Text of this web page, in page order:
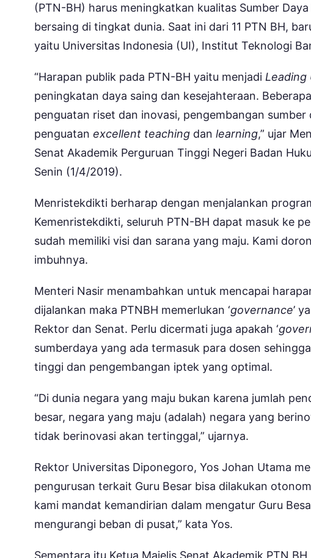
(PTN-BH) harus meningkatkan kualitas Sumber
bersaing di tingkat dunia. Saat ini dari 11 PTN BH,
yaitu Universitas Indonesia (UI), Institut Teknologi
“Harapan publik pada PTN-BH yaitu menjadi Leading
peningkatan daya saing dan kesejahteraan.
penguatan riset dan inovasi, pengembangan
penguatan excellent teaching dan learning,” ujar
Senat Akademik Perguruan Tinggi Negeri Badan
Senin (1/4/2019).
Menristekdikti berharap dengan menjalankan
Kemenristekdikti, seluruh PTN-BH dapat masuk ke
sudah memiliki visi dan sarana yang maju. Kami
imbuhnya.
Menteri Nasir menambahkan untuk mencapai
dijalankan maka PTNBH memerlukan ‘governance’
Rektor dan Senat. Perlu dicermati juga apakah ‘
sumberdaya yang ada termasuk para dosen
tinggi dan pengembangan iptek yang optimal.
“Di dunia negara yang maju bukan karena jumlah
besar, negara yang maju (adalah) negara yang
tidak berinovasi akan tertinggal,” ujarnya.
Rektor Universitas Diponegoro, Yos Johan Utama
pengurusan terkait Guru Besar bisa dilakukan
kami mandat kemandirian dalam mengatur Guru
mengurangi beban di pusat,” kata Yos.
Sementara itu Ketua Majelis Senat Akademik PTN